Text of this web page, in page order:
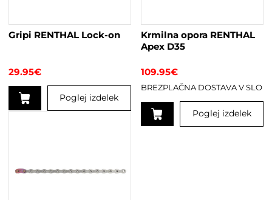
Gripi RENTHAL Lock-on
29.95€
Poglej izdelek
različic.
Krmilna opora RENTHAL
Apex D35
109.95€
BREZPLAČNA DOSTAVA V SLO
Poglej izdelek